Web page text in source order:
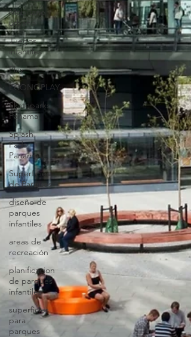
Mobiliario
urbano
Juegos
infantiles
Play
ECONOPLAY
Skateparks
Panama
Splash
Pads
Panama
Superficies
de Parques
diseño de
parques
infantiles
areas de
recreación
planificacion
de parques
infantiles
superficies
para
parques